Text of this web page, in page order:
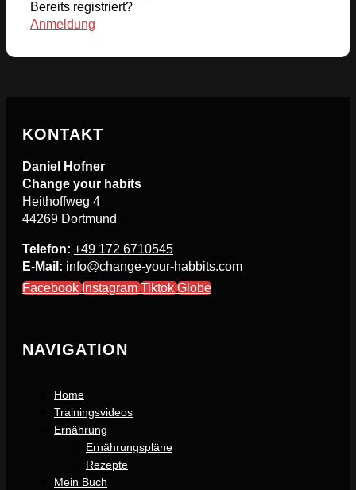
Bereits registriert?
Anmeldung
KONTAKT
Daniel Hofner
Change your habits
Heithoffweg 4
44269 Dortmund
Telefon: +49 172 6710545
E-Mail: info@change-your-habbits.com
Facebook Instagram Tiktok Globe
NAVIGATION
Home
Trainingsvideos
Ernährung
Ernährungspläne
Rezepte
Mein Buch